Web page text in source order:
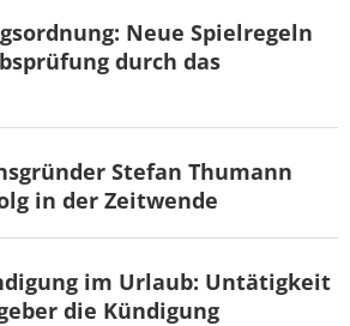
Neue Spielregeln
durch das
Stefan Thumann
in der Zeitwende
im Urlaub: Untätigkeit
die Kündigung